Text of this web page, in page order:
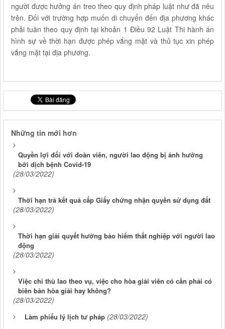
người được hưởng án treo theo quy định pháp luật như đã nêu
trên. Đối với trường hợp muốn di chuyển đến địa phương khác
phải tuân theo quy định tại khoản 1 Điều 92 Luật Thi hành án
hình sự về thời hạn được phép vắng mặt và thủ tục xin phép
vắng mặt tại địa phương.
Những tin mới hơn
Quyền lợi đối với đoàn viên, người lao động bị ảnh hưởng
bởi dịch bệnh Covid-19
(28/03/2022)
Thời hạn trả kết quả cấp Giấy chứng nhận quyền sử dụng đất
(28/03/2022)
Thời hạn giải quyết hưởng bảo hiểm thất nghiệp với người lao
động
(28/03/2022)
Việc chi thù lao theo vụ, việc cho hòa giải viên có cần phải có
biên bản hòa giải hay không?
(28/03/2022)
Làm phiếu lý lịch tư pháp (28/03/2022)